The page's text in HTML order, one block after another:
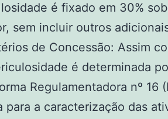
é fixado em 30%
sem incluir outros
de Concessão: Assim
é determinada
Regulamentadora nº 16
para a caracterização das